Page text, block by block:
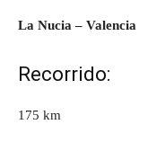
La Nucia – Valencia
Recorrido:
175 km